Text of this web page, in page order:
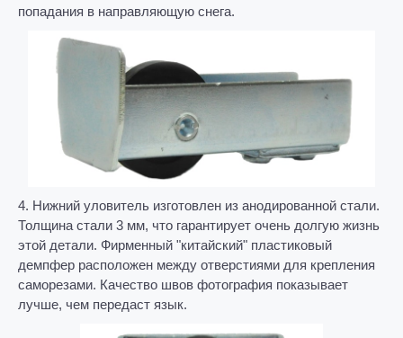
попадания в направляющую снега.
4. Нижний уловитель изготовлен из анодированной стали.
Толщина стали 3 мм, что гарантирует очень долгую жизнь
этой детали. Фирменный "китайский" пластиковый
демпфер расположен между отверстиями для крепления
саморезами. Качество швов фотография показывает
лучше, чем передаст язык.